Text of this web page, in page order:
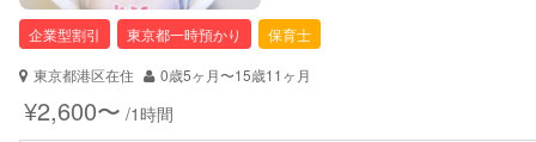
看護師
対応可能/特徴 なし
病児対応
企業型割引 東京都一時預かり
保育士
東京都港区在住
0歳5ヶ月〜15歳11ヶ月
¥2,600〜 /1時間